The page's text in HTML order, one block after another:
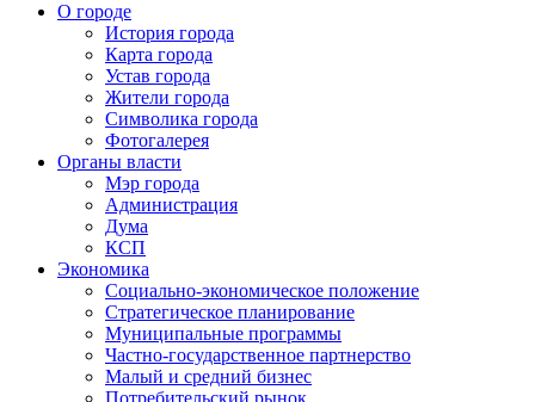
О городе
История города
Карта города
Устав города
Жители города
Символика города
Фотогалерея
Органы власти
Мэр города
Администрация
Дума
КСП
Экономика
Социально-экономическое положение
Стратегическое планирование
Муниципальные программы
Частно-государственное партнерство
Малый и средний бизнес
Потребительский рынок